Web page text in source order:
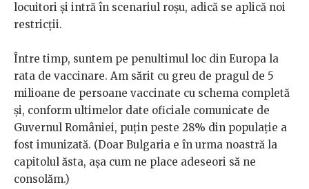
locuitori și intră în scenariul roșu, adică se aplică noi
restricții.
Între timp, suntem pe penultimul loc din Europa la
rata de vaccinare. Am sărit cu greu de pragul de 5
milioane de persoane vaccinate cu schema completă
și, conform ultimelor date oficiale comunicate de
Guvernul României, puțin peste 28% din populație a
fost imunizată. (Doar Bulgaria e în urma noastră la
capitolul ăsta, așa cum ne place adeseori să ne
consolăm.)